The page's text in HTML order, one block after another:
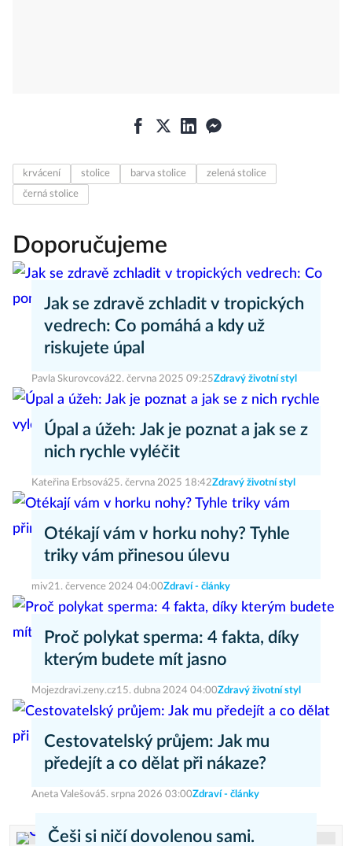
krvácení stolice barva stolice
zelená stolice
černá stolice
Doporučujeme
Jak se zdravě zchladit v tropických
vedrech: Co pomáhá a kdy už
riskujete úpal
Pavla Skurovcová22. června 2025 09:25Zdravý životní styl
Úpal a úžeh: Jak je poznat a jak se z
nich rychle vyléčit
Kateřina Erbsová25. června 2025 18:42Zdravý životní styl
Otékají vám v horku nohy? Tyhle
triky vám přinesou úlevu
miv21. července 2024 04:00Zdraví - články
Proč polykat sperma: 4 fakta, díky
kterým budete mít jasno
Mojezdravi.zeny.cz15. dubna 2024 04:00Zdravý životní styl
Cestovatelský průjem: Jak mu
předejít a co dělat při nákaze?
Aneta Valešová5. srpna 2026 03:00Zdraví - články
Češi si ničí dovolenou sami.